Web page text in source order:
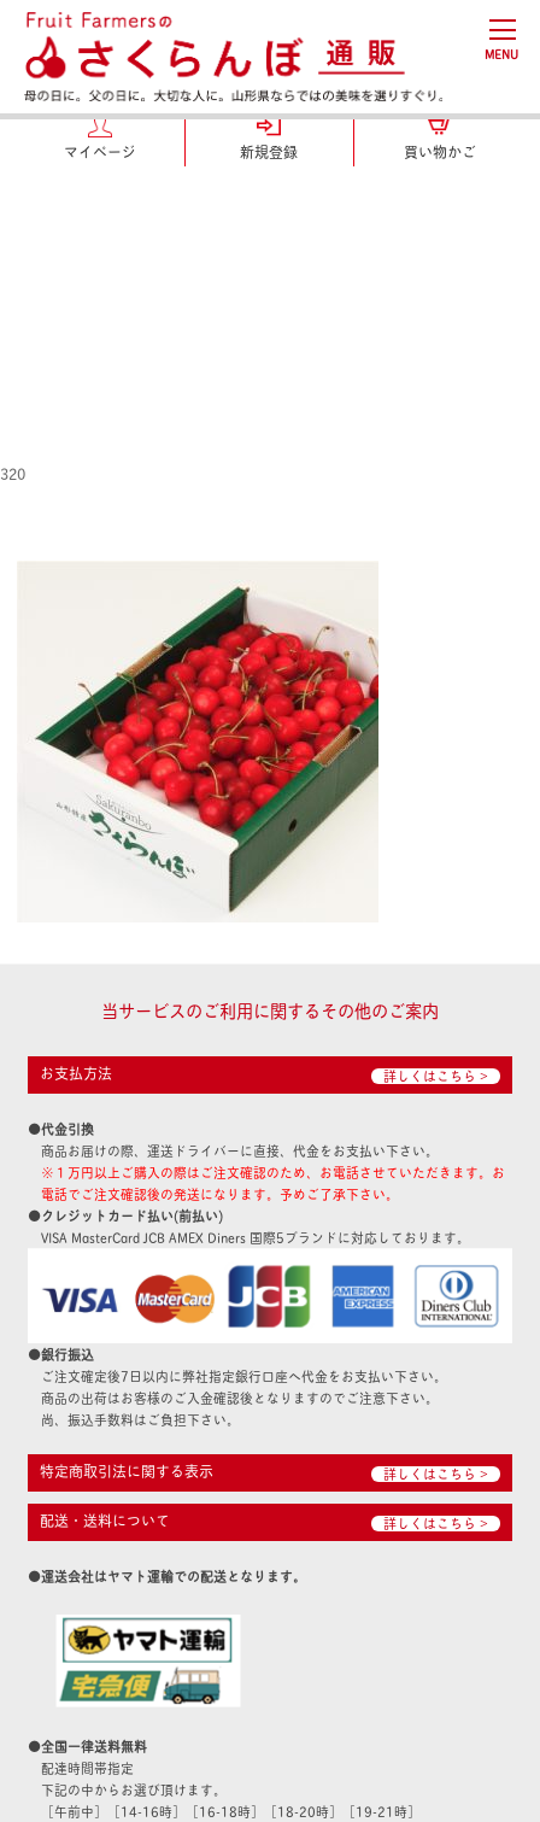
MENU
マイページ 新規登録 買い物かご
320
当サービスのご利用に関するその他のご案内
お支払方法 詳しくはこちら >
●代金引換
商品お届けの際、運送ドライバーに直接、代金をお支払い下さい。
※１万円以上ご購入の際はご注文確認のため、お電話させていただきます。お
電話でご注文確認後の発送になります。予めご了承下さい。
●クレジットカード払い(前払い)
VISA MasterCard JCB AMEX Diners 国際5ブランドに対応しております。
●銀行振込
ご注文確定後7日以内に弊社指定銀行口座へ代金をお支払い下さい。
商品の出荷はお客様のご入金確認後となりますのでご注意下さい。
尚、振込手数料はご負担下さい。
特定商取引法に関する表示 詳しくはこちら >
配送・送料について 詳しくはこちら >
●運送会社はヤマト運輸での配送となります。
●全国一律送料無料
配達時間帯指定
下記の中からお選び頂けます。
［午前中］［14-16時］［16-18時］［18-20時］［19-21時］